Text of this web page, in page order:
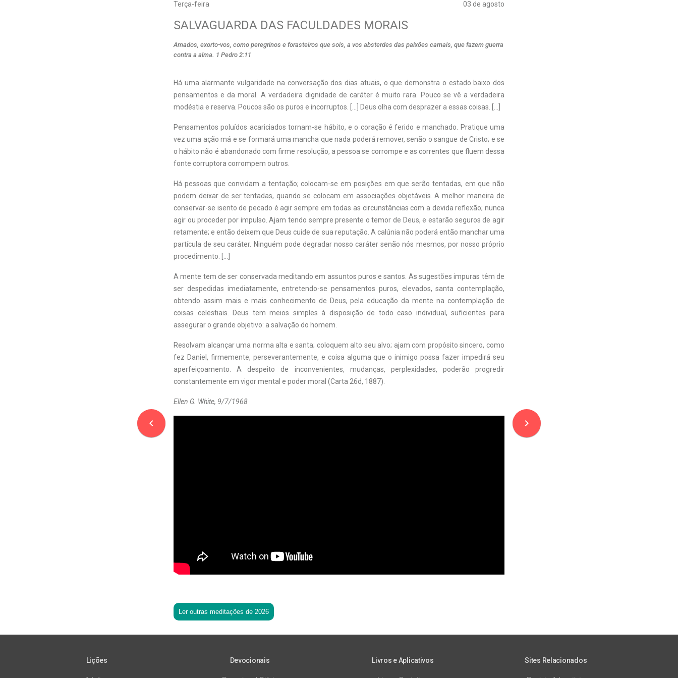
Terça-feira 03 de agosto
navigate_before
SALVAGUARDA DAS FACULDADES MORAIS
Amados, exorto-vos, como peregrinos e forasteiros que sois, a vos absterdes das paixões carnais, que fazem guerra
contra a alma. 1 Pedro 2:11
Há uma alarmante vulgaridade na conversação dos dias atuais, o que demonstra o estado baixo dos
pensamentos e da moral. A verdadeira dignidade de caráter é muito rara. Pouco se vê a verdadeira
modéstia e reserva. Poucos são os puros e incorruptos. […] Deus olha com desprazer a essas coisas. […]
Pensamentos poluídos acariciados tornam-se hábito, e o coração é ferido e manchado. Pratique uma
vez uma ação má e se formará uma mancha que nada poderá remover, senão o sangue de Cristo; e se
o hábito não é abandonado com firme resolução, a pessoa se corrompe e as correntes que fluem dessa
fonte corruptora corrompem outros.
Há pessoas que convidam a tentação; colocam-se em posições em que serão tentadas, em que não
podem deixar de ser tentadas, quando se colocam em associações objetáveis. A melhor maneira de
conservar-se isento de pecado é agir sempre em todas as circunstâncias com a devida reflexão; nunca
agir ou proceder por impulso. Ajam tendo sempre presente o temor de Deus, e estarão seguros de agir
retamente; e então deixem que Deus cuide de sua reputação. A calúnia não poderá então manchar uma
partícula de seu caráter. Ninguém pode degradar nosso caráter senão nós mesmos, por nosso próprio
procedimento. […]
A mente tem de ser conservada meditando em assuntos puros e santos. As sugestões impuras têm de
ser despedidas imediatamente, entretendo-se pensamentos puros, elevados, santa contemplação,
obtendo assim mais e mais conhecimento de Deus, pela educação da mente na contemplação de
coisas celestiais. Deus tem meios simples à disposição de todo caso individual, suficientes para
assegurar o grande objetivo: a salvação do homem.
Resolvam alcançar uma norma alta e santa; coloquem alto seu alvo; ajam com propósito sincero, como
fez Daniel, firmemente, perseverantemente, e coisa alguma que o inimigo possa fazer impedirá seu
aperfeiçoamento. A despeito de inconvenientes, mudanças, perplexidades, poderão progredir
constantemente em vigor mental e poder moral (Carta 26d, 1887).
Ellen G. White, 9/7/1968
Ler outras meditações de 2026
navigate_next
Lições Devocionais Livros e Aplicativos Sites Relacionados